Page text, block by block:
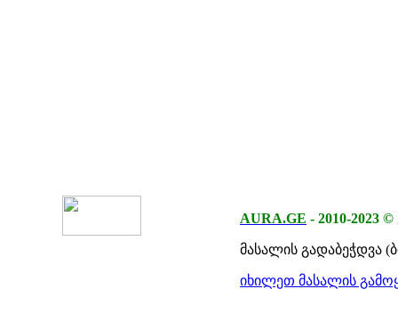
AURA.GE - 2010-2023 ©
მასალის გადაბეჭდვა
იხილეთ მასალის